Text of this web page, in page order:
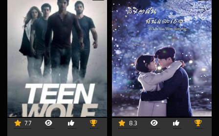
7.7 8.3